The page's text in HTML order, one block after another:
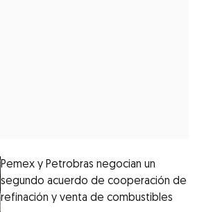
Pemex y Petrobras negocian un
segundo acuerdo de cooperación de
refinación y venta de combustibles